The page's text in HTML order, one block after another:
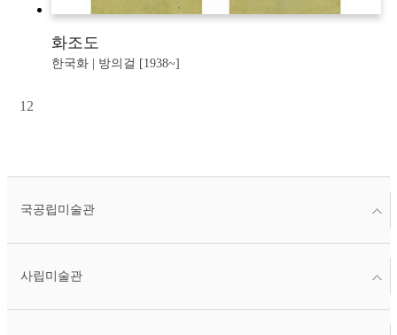
화조도
한국화 | 방의걸 [1938~]
1 2
국공립미술관
사립미술관